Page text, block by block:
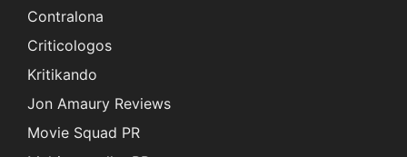
Contralona
Criticologos
Kritikando
Jon Amaury Reviews
Movie Squad PR